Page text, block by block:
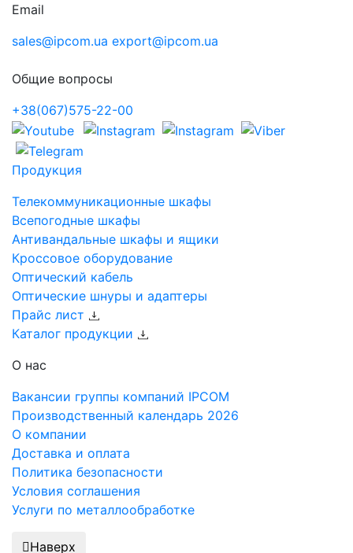
Email
sales@ipcom.ua export@ipcom.ua
Общие вопросы
+38(067)575-22-00
Продукция
Телекоммуникационные шкафы
Всепогодные шкафы
Антивандальные шкафы и ящики
Кроссовое оборудование
Оптический кабель
Оптические шнуры и адаптеры
Прайс лист
Каталог продукции
О нас
Вакансии группы компаний IPCOM
Производственный календарь 2026
О компании
Доставка и оплата
Политика безопасности
Условия соглашения
Услуги по металлообработке
Наверх